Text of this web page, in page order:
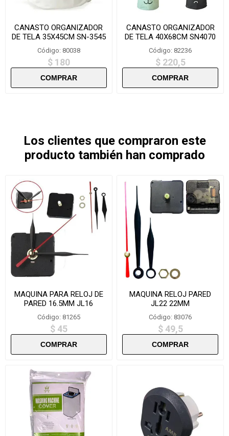
CANASTO ORGANIZADOR
DE TELA 35X45CM SN-3545
Código: 80038
$ 180
CANASTO ORGANIZADOR
DE TELA 40X68CM SN4070
Código: 82236
$ 220,5
Los clientes que compraron este
producto también han comprado
MAQUINA PARA RELOJ DE
PARED 16.5MM JL16
Código: 81265
$ 45
MAQUINA RELOJ PARED
JL22 22MM
Código: 83076
$ 49,5